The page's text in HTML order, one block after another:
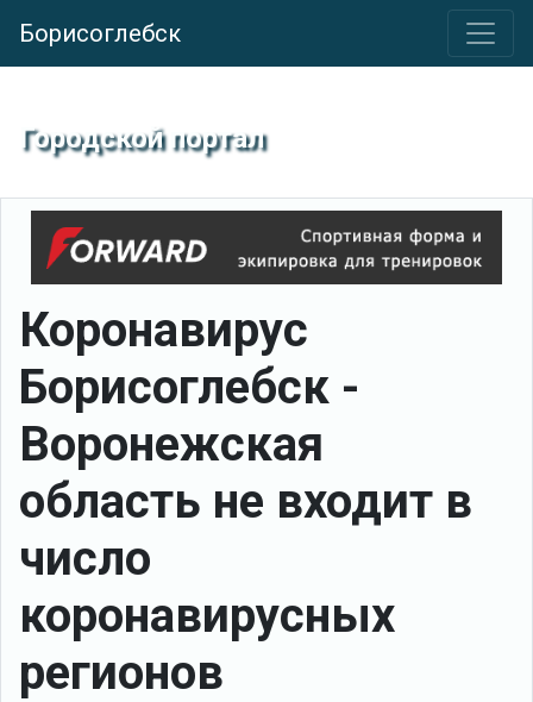
Борисоглебск
Городской портал
Коронавирус
Борисоглебск -
Воронежская
область не входит в
число
коронавирусных
регионов